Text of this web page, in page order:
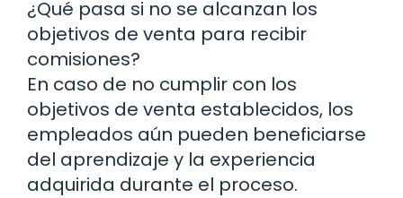
¿Qué pasa si no se alcanzan los
objetivos de venta para recibir
comisiones?
En caso de no cumplir con los
objetivos de venta establecidos, los
empleados aún pueden beneficiarse
del aprendizaje y la experiencia
adquirida durante el proceso.